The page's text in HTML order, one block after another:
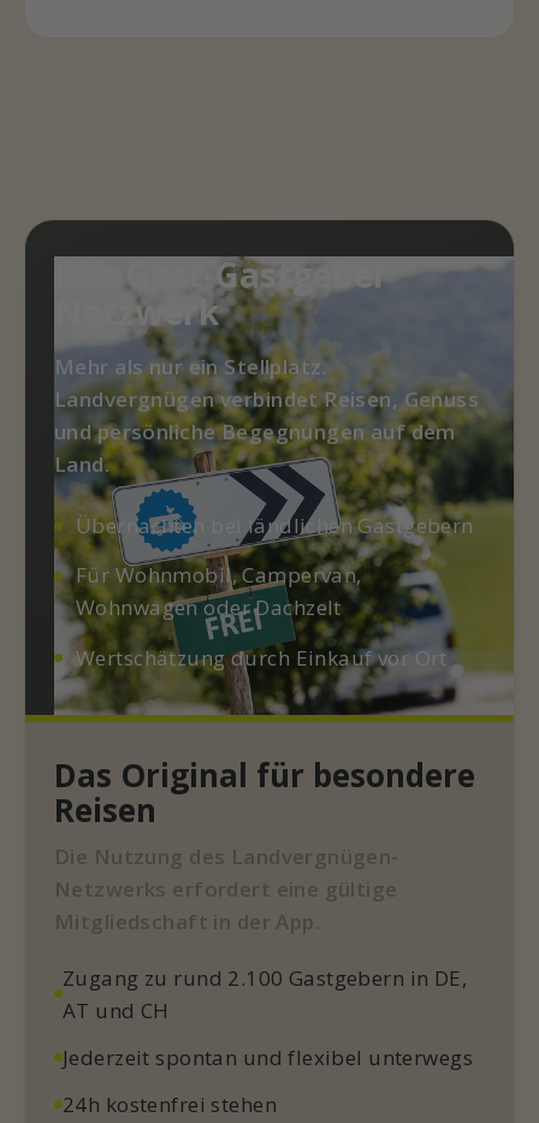
Das Gast-Gastgeber
Netzwerk
Mehr als nur ein Stellplatz.
Landvergnügen verbindet Reisen, Genuss
und persönliche Begegnungen auf dem
Land.
Übernachten bei ländlichen Gastgebern
Für Wohnmobil, Campervan,
Wohnwagen oder Dachzelt
Wertschätzung durch Einkauf vor Ort
Das Original für besondere
Reisen
Die Nutzung des Landvergnügen-
Netzwerks erfordert eine gültige
Mitgliedschaft in der App.
Zugang zu rund 2.100 Gastgebern in DE,
AT und CH
Jederzeit spontan und flexibel unterwegs
24h kostenfrei stehen